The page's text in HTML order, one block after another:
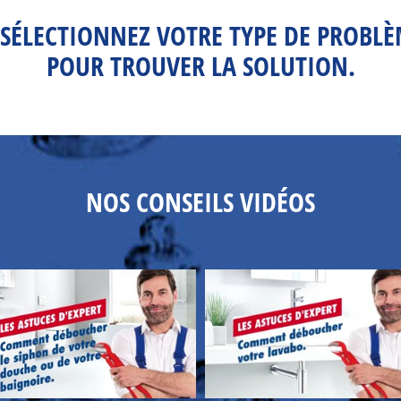
VOTRE TYPE DE
POUR TROUVER LA SOLUTION.
NOS CONSEILS VIDÉOS